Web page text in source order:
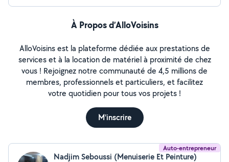
À Propos d’AlloVoisins
AlloVoisins est la plateforme dédiée aux prestations de
services et à la location de matériel à proximité de chez
vous ! Rejoignez notre communauté de 4,5 millions de
membres, professionnels et particuliers, et facilitez
votre quotidien pour tous vos projets !
M'inscrire
Auto-entrepreneur
Nadjim Seboussi (Menuiserie Et Peinture)